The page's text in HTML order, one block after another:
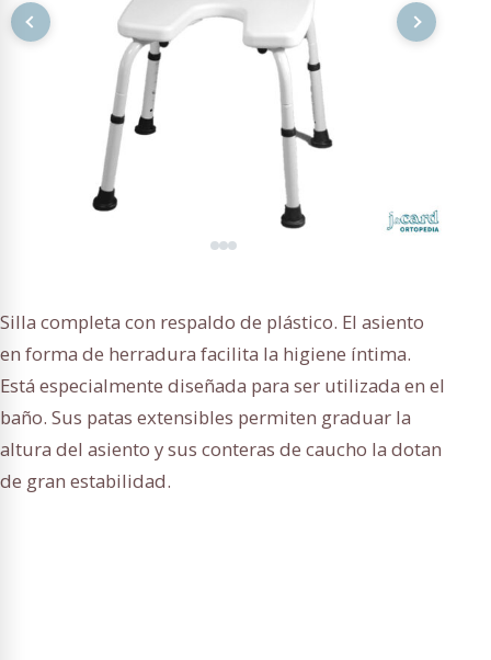
Silla completa con respaldo de plástico. El asiento
en forma de herradura facilita la higiene íntima.
Está especialmente diseñada para ser utilizada en el
baño. Sus patas extensibles permiten graduar la
altura del asiento y sus conteras de caucho la dotan
de gran estabilidad.